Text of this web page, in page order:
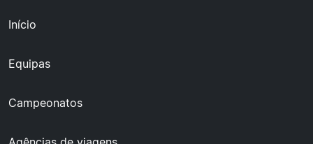
Início
Equipas
Campeonatos